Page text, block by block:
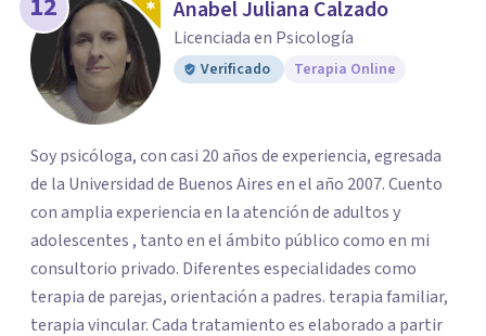
Anabel Juliana Calzado
Licenciada en Psicología
Verificado Terapia Online
Soy psicóloga, con casi 20 años de experiencia, egresada
de la Universidad de Buenos Aires en el año 2007. Cuento
con amplia experiencia en la atención de adultos y
adolescentes , tanto en el ámbito público como en mi
consultorio privado. Diferentes especialidades como
terapia de parejas, orientación a padres. terapia familiar,
terapia vincular. Cada tratamiento es elaborado a partir